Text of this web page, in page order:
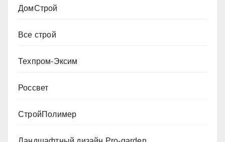
ДомСтрой
Все строй
Техпром-Эксим
Россвет
СтройПолимер